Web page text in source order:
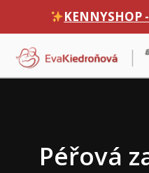
KENNYSHOP
Péřová